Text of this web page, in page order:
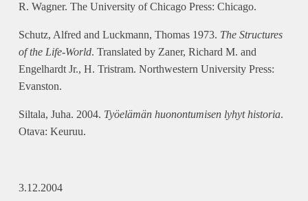
R. Wagner. The University of Chicago Press: Chicago.
Schutz, Alfred and Luckmann, Thomas 1973. The Structures
of the Life-World. Translated by Zaner, Richard M. and
Engelhardt Jr., H. Tristram. Northwestern University Press:
Evanston.
Siltala, Juha. 2004. Työelämän huonontumisen lyhyt historia.
Otava: Keuruu.
3.12.2004